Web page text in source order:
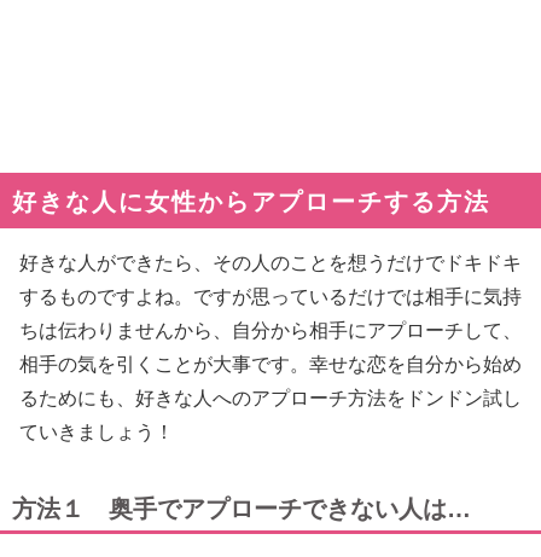
好きな人に女性からアプローチする方法
好きな人ができたら、その人のことを想うだけでドキドキ
するものですよね。ですが思っているだけでは相手に気持
ちは伝わりませんから、自分から相手にアプローチして、
相手の気を引くことが大事です。幸せな恋を自分から始め
るためにも、好きな人へのアプローチ方法をドンドン試し
ていきましょう！
方法１ 奥手でアプローチできない人は…